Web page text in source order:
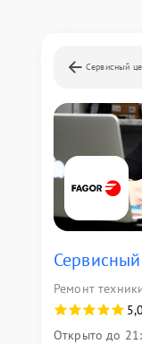
Сервисный
Ремонт
5,0
Открыто до